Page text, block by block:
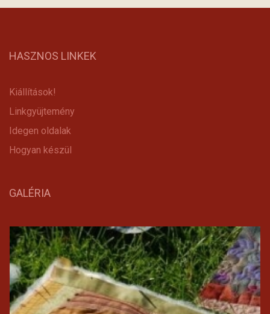
HASZNOS LINKEK
Kiállítások!
Linkgyüjtemény
Idegen oldalak
Hogyan készül
GALÉRIA